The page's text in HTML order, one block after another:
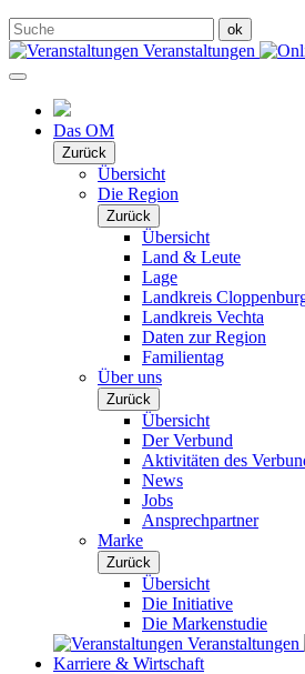
Veranstaltungen
Das OM
Zurück
Übersicht
Die Region
Zurück
Übersicht
Land & Leute
Lage
Landkreis
Landkreis Vechta
Daten zur Region
Familientag
Über uns
Zurück
Übersicht
Der Verbund
Aktivitäten des
News
Jobs
Ansprechpartner
Marke
Zurück
Übersicht
Die Initiative
Die Markenstudie
Veranstaltungen
Karriere & Wirtschaft